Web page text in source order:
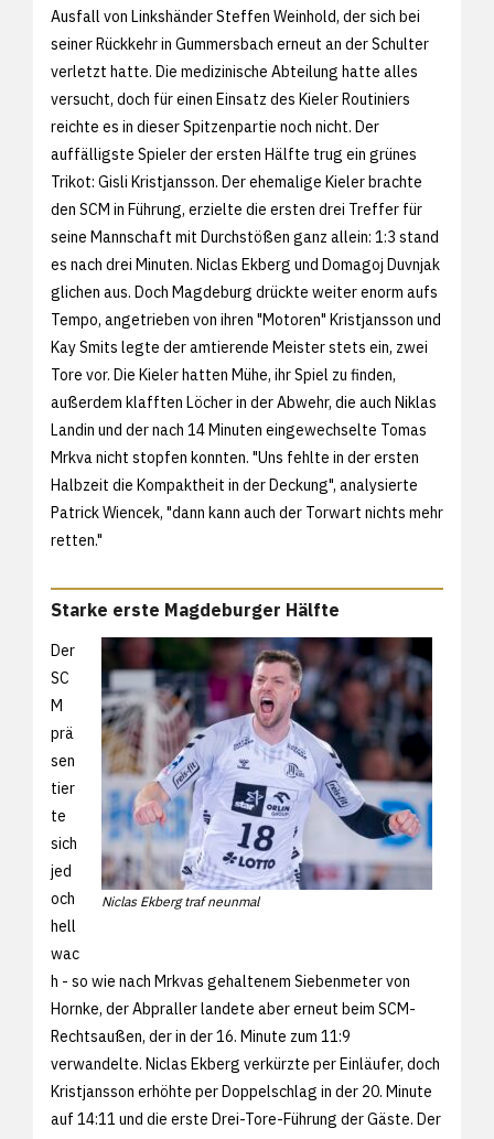
Ausfall von Linkshänder Steffen Weinhold, der sich bei
seiner Rückkehr in Gummersbach erneut an der Schulter
verletzt hatte. Die medizinische Abteilung hatte alles
versucht, doch für einen Einsatz des Kieler Routiniers
reichte es in dieser Spitzenpartie noch nicht. Der
auffälligste Spieler der ersten Hälfte trug ein grünes
Trikot: Gisli Kristjansson. Der ehemalige Kieler brachte
den SCM in Führung, erzielte die ersten drei Treffer für
seine Mannschaft mit Durchstößen ganz allein: 1:3 stand
es nach drei Minuten. Niclas Ekberg und Domagoj Duvnjak
glichen aus. Doch Magdeburg drückte weiter enorm aufs
Tempo, angetrieben von ihren "Motoren" Kristjansson und
Kay Smits legte der amtierende Meister stets ein, zwei
Tore vor. Die Kieler hatten Mühe, ihr Spiel zu finden,
außerdem klafften Löcher in der Abwehr, die auch Niklas
Landin und der nach 14 Minuten eingewechselte Tomas
Mrkva nicht stopfen konnten. "Uns fehlte in der ersten
Halbzeit die Kompaktheit in der Deckung", analysierte
Patrick Wiencek, "dann kann auch der Torwart nichts mehr
retten."
Starke erste Magdeburger Hälfte
Niclas Ekberg traf neunmal
Der
SC
M
prä
sen
tier
te
sich
jed
och
hell
wac
h - so wie nach Mrkvas gehaltenem Siebenmeter von
Hornke, der Abpraller landete aber erneut beim SCM-
Rechtsaußen, der in der 16. Minute zum 11:9
verwandelte. Niclas Ekberg verkürzte per Einläufer, doch
Kristjansson erhöhte per Doppelschlag in der 20. Minute
auf 14:11 und die erste Drei-Tore-Führung der Gäste. Der